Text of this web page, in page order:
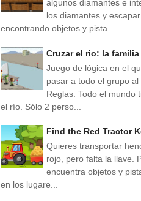
algunos diamantes e
los diamantes y
encontrando objetos y pista...
Cruzar el rio: la familia
Juego de lógica en el
pasar a todo el grupo al
Reglas: Todo el mundo
el río. Sólo 2 perso...
Find the Red Tractor
Quieres transportar
rojo, pero falta la llave.
encuentra objetos y
en los lugare...